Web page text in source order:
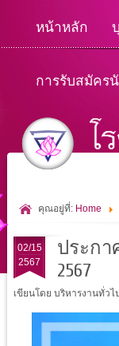
หน้าหลัก
การรับสมัคร
คุณอยู่ที่: Home
02/15
2567
ประกา
2567
เขียนโดย บริหารงานทั่วไป